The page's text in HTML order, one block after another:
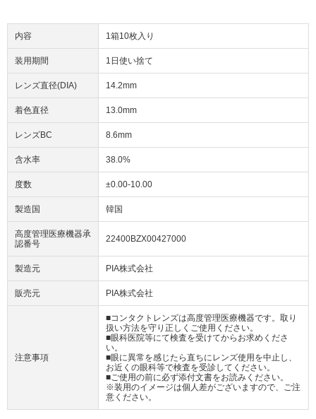
内容 1箱10枚入り
装用期間 1日使い捨て
レンズ直径(DIA) 14.2mm
着色直径 13.0mm
レンズBC 8.6mm
含水率 38.0%
度数 ±0.00-10.00
製造国 韓国
高度管理医療機器承
認番号
22400BZX00427000
製造元 PIA株式会社
販売元 PIA株式会社
注意事項
■コンタクトレンズは高度管理医療機器です。取り
扱い方法を守り正しくご使用ください。
■眼科医院等にて検査を受けてからお求めくださ
い。
■眼に異常を感じたら直ちにレンズ使用を中止し、
お近くの眼科等で検査を受診してください。
■ご使用の前に必ず添付文書をお読みください。
※装用のイメージは個人差がございますので、ご注
意ください。